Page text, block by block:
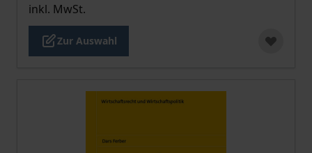
inkl. MwSt.
Zur Auswahl